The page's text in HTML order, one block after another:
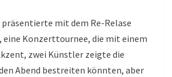
präsentierte mit dem Re-Relase
eine Konzerttournee, die mit einem
zwei Künstler zeigte die
Abend bestreiten könnten, aber